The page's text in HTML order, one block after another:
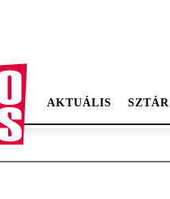
AKTUÁLIS SZTÁR